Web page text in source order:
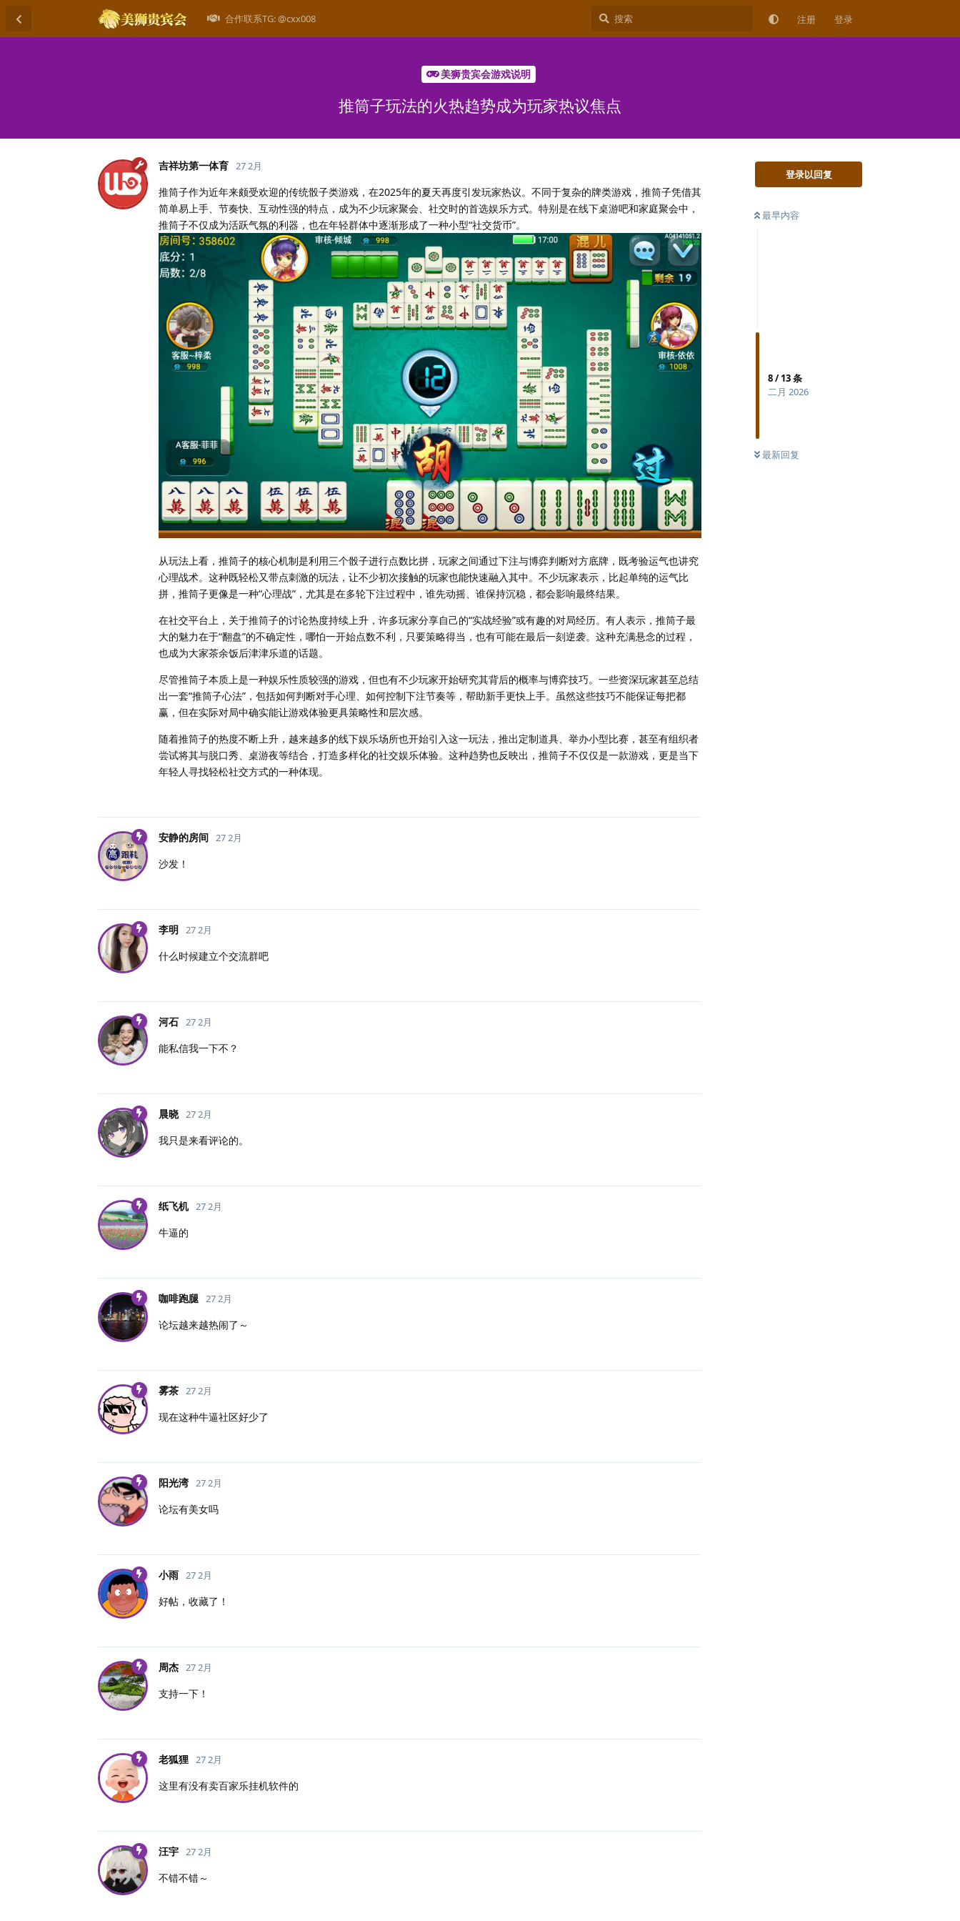
合作联系TG: @cxx008 注册 登录
美狮贵宾会游戏说明
推筒子玩法的火热趋势成为玩家热议焦点
登录以回复
最早内容
8/13条
二月 2026
最新回复
吉祥坊第一体育 27 2月
推筒子作为近年来颇受欢迎的传统骰子类游戏，在2025年的夏天再度引发玩家热议。不同于复杂的牌类游戏，推筒子凭借其
简单易上手、节奏快、互动性强的特点，成为不少玩家聚会、社交时的首选娱乐方式。特别是在线下桌游吧和家庭聚会中，
推筒子不仅成为活跃气氛的利器，也在年轻群体中逐渐形成了一种小型“社交货币”。
从玩法上看，推筒子的核心机制是利用三个骰子进行点数比拼，玩家之间通过下注与博弈判断对方底牌，既考验运气也讲究
心理战术。这种既轻松又带点刺激的玩法，让不少初次接触的玩家也能快速融入其中。不少玩家表示，比起单纯的运气比
拼，推筒子更像是一种“心理战”，尤其是在多轮下注过程中，谁先动摇、谁保持沉稳，都会影响最终结果。
在社交平台上，关于推筒子的讨论热度持续上升，许多玩家分享自己的“实战经验”或有趣的对局经历。有人表示，推筒子最
大的魅力在于“翻盘”的不确定性，哪怕一开始点数不利，只要策略得当，也有可能在最后一刻逆袭。这种充满悬念的过程，
也成为大家茶余饭后津津乐道的话题。
尽管推筒子本质上是一种娱乐性质较强的游戏，但也有不少玩家开始研究其背后的概率与博弈技巧。一些资深玩家甚至总结
出一套“推筒子心法”，包括如何判断对手心理、如何控制下注节奏等，帮助新手更快上手。虽然这些技巧不能保证每把都
赢，但在实际对局中确实能让游戏体验更具策略性和层次感。
随着推筒子的热度不断上升，越来越多的线下娱乐场所也开始引入这一玩法，推出定制道具、举办小型比赛，甚至有组织者
尝试将其与脱口秀、桌游夜等结合，打造多样化的社交娱乐体验。这种趋势也反映出，推筒子不仅仅是一款游戏，更是当下
年轻人寻找轻松社交方式的一种体现。
安静的房间 27 2月
沙发！
李明 27 2月
什么时候建立个交流群吧
河石 27 2月
能私信我一下不？
晨晓 27 2月
我只是来看评论的。
纸飞机 27 2月
牛逼的
咖啡跑腿 27 2月
论坛越来越热闹了～
雾茶 27 2月
现在这种牛逼社区好少了
阳光湾 27 2月
论坛有美女吗
小雨 27 2月
好帖，收藏了！
周杰 27 2月
支持一下！
老狐狸 27 2月
这里有没有卖百家乐挂机软件的
汪宇 27 2月
不错不错～